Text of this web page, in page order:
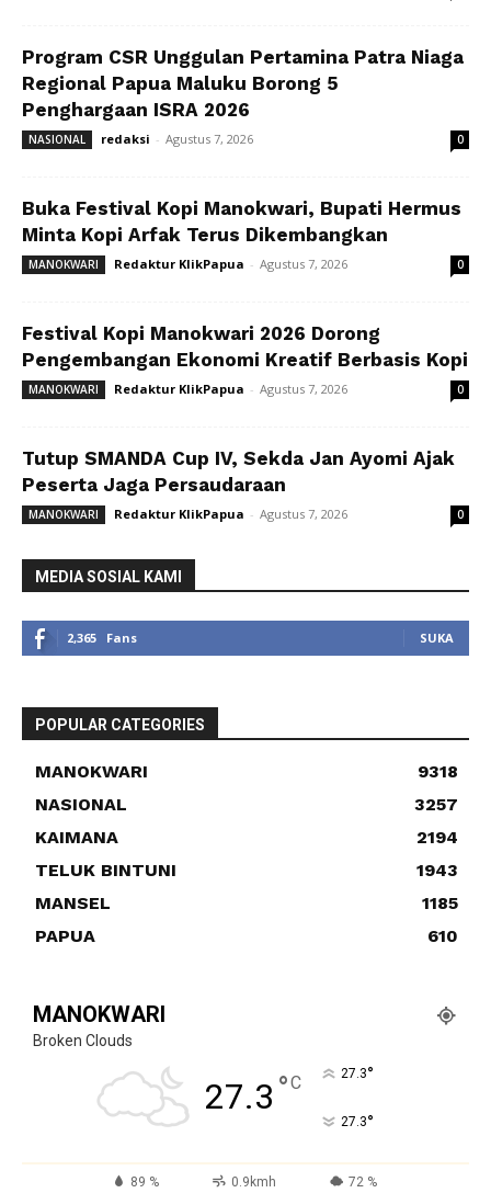
Program CSR Unggulan Pertamina Patra Niaga
Regional Papua Maluku Borong 5
Penghargaan ISRA 2026
NASIONAL redaksi - Agustus 7, 2026 0
Buka Festival Kopi Manokwari, Bupati Hermus
Minta Kopi Arfak Terus Dikembangkan
MANOKWARI Redaktur KlikPapua - Agustus 7, 2026 0
Festival Kopi Manokwari 2026 Dorong
Pengembangan Ekonomi Kreatif Berbasis Kopi
MANOKWARI Redaktur KlikPapua - Agustus 7, 2026 0
Tutup SMANDA Cup IV, Sekda Jan Ayomi Ajak
Peserta Jaga Persaudaraan
MANOKWARI Redaktur KlikPapua - Agustus 7, 2026 0
MEDIA SOSIAL KAMI
2,365 Fans SUKA
POPULAR CATEGORIES
MANOKWARI
9318
NASIONAL
3257
KAIMANA
2194
TELUK BINTUNI
1943
MANSEL
1185
PAPUA
610
MANOKWARI
Broken Clouds
27.3 °C 27.3°
27.3°
89 % 0.9kmh 72 %